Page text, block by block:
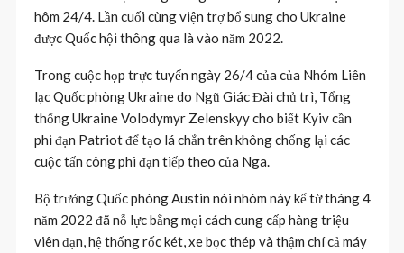
hôm 24/4. Lần cuối cùng viện trợ bổ sung cho Ukraine
được Quốc hội thông qua là vào năm 2022.
Trong cuộc họp trực tuyến ngày 26/4 của của Nhóm Liên
lạc Quốc phòng Ukraine do Ngũ Giác Đài chủ trì, Tổng
thống Ukraine Volodymyr Zelenskyy cho biết Kyiv cần
phi đạn Patriot để tạo lá chắn trên không chống lại các
cuộc tấn công phi đạn tiếp theo của Nga.
Bộ trưởng Quốc phòng Austin nói nhóm này kể từ tháng 4
năm 2022 đã nỗ lực bằng mọi cách cung cấp hàng triệu
viên đạn, hệ thống rốc két, xe bọc thép và thậm chí cả máy